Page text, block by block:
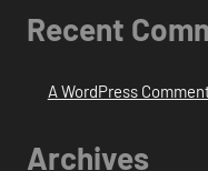
Recent
A WordPress
Archives